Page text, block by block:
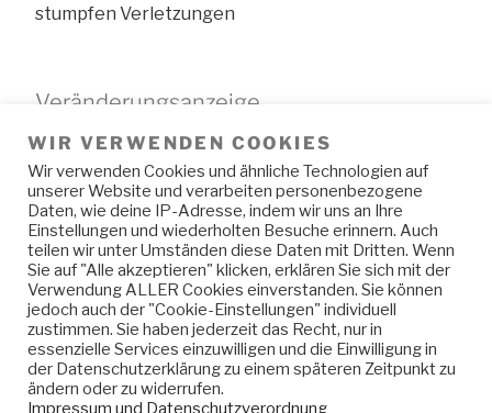
stumpfen Verletzungen
Veränderungsanzeige
Sehr geehrte Eltern,
sollte sich an Ihren persönlichen Daten etwas
ändern, teilen Sie uns das bitte über
nachstehendes Formular mit und geben dies im
Sekretariat ab:
WIR VERWENDEN COOKIES
Wir verwenden Cookies und ähnliche Technologien auf
unserer Website und verarbeiten personenbezogene
Daten, wie deine IP-Adresse, indem wir uns an Ihre
Einstellungen und wiederholten Besuche erinnern. Auch
teilen wir unter Umständen diese Daten mit Dritten. Wenn
Sie auf "Alle akzeptieren" klicken, erklären Sie sich mit der
Verwendung ALLER Cookies einverstanden. Sie können
jedoch auch der "Cookie-Einstellungen" individuell
zustimmen. Sie haben jederzeit das Recht, nur in
essenzielle Services einzuwilligen und die Einwilligung in
der Datenschutzerklärung zu einem späteren Zeitpunkt zu
ändern oder zu widerrufen.
Impressum und Datenschutzverordnung